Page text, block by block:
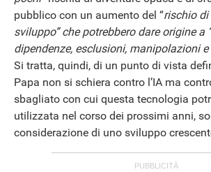
pubblico con un aumento del “rischio
sviluppo” che potrebbero dare origine a
dipendenze, esclusioni, manipolazioni
Si tratta, quindi, di un punto di vista
Papa non si schiera contro l’IA ma
sbagliato con cui questa tecnologia
utilizzata nel corso dei prossimi anni,
considerazione di uno sviluppo